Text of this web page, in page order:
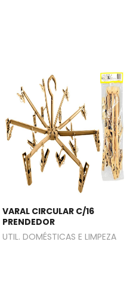
VARAL CIRCULAR C/16
PRENDEDOR
UTIL. DOMÉSTICAS E LIMPEZA